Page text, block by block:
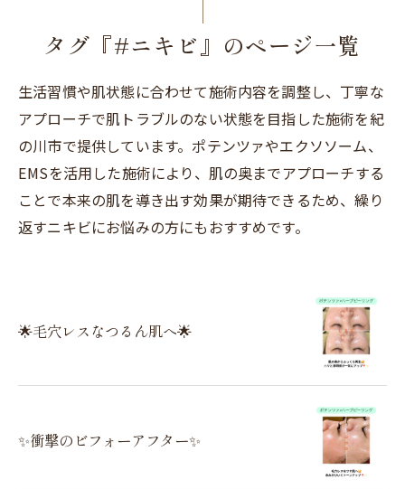
タグ『#ニキビ』のページ一覧
生活習慣や肌状態に合わせて施術内容を調整し、丁寧な
アプローチで肌トラブルのない状態を目指した施術を紀
の川市で提供しています。ポテンツァやエクソソーム、
EMSを活用した施術により、肌の奥までアプローチする
ことで本来の肌を導き出す効果が期待できるため、繰り
返すニキビにお悩みの方にもおすすめです。
🌟毛穴レスなつるん肌へ🌟
✨衝撃のビフォーアフター✨